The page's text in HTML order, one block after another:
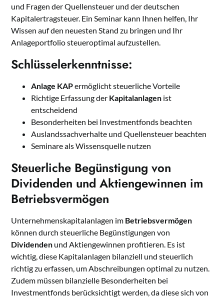
und Fragen der Quellensteuer und der deutschen
Kapitalertragsteuer. Ein Seminar kann Ihnen helfen, Ihr
Wissen auf den neuesten Stand zu bringen und Ihr
Anlageportfolio steueroptimal aufzustellen.
Schlüsselerkenntnisse:
Anlage KAPermöglicht steuerliche Vorteile
Richtige Erfassung der Kapitalanlagen ist
entscheidend
Besonderheiten bei Investmentfonds beachten
Auslandssachverhalte und Quellensteuer beachten
Seminare als Wissensquelle nutzen
Steuerliche Begünstigung von
Dividenden und Aktiengewinnen im
Betriebsvermögen
Unternehmenskapitalanlagen im Betriebsvermögen
können durch steuerliche Begünstigungen von
Dividenden und Aktiengewinnen profitieren. Es ist
wichtig, diese Kapitalanlagen bilanziell und steuerlich
richtig zu erfassen, um Abschreibungen optimal zu nutzen.
Zudem müssen bilanzielle Besonderheiten bei
Investmentfonds berücksichtigt werden, da diese sich von